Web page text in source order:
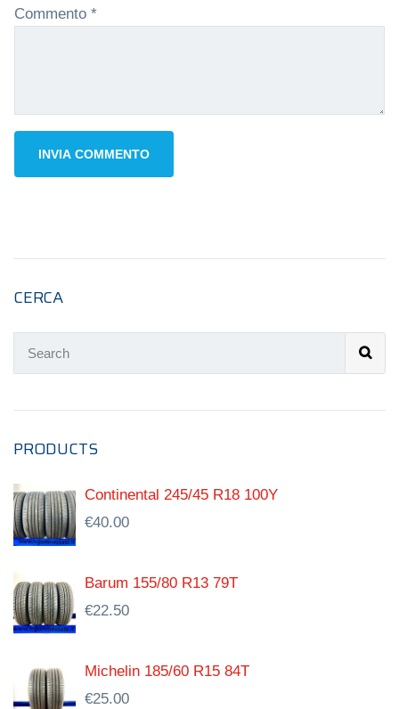
Commento *
CERCA
PRODUCTS
Continental 245/45 R18 100Y
€40.00
Barum 155/80 R13 79T
€22.50
Michelin 185/60 R15 84T
€25.00